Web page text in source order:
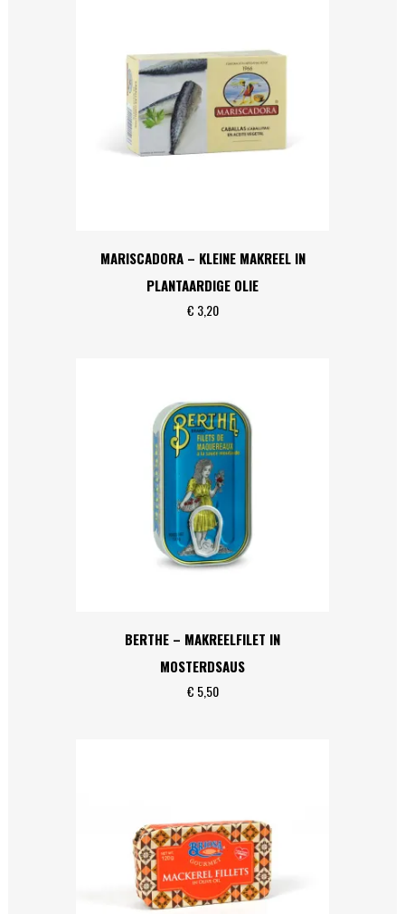
MARISCADORA – KLEINE MAKREEL IN
PLANTAARDIGE OLIE
€ 3,20
BERTHE – MAKREELFILET IN
MOSTERDSAUS
€ 5,50